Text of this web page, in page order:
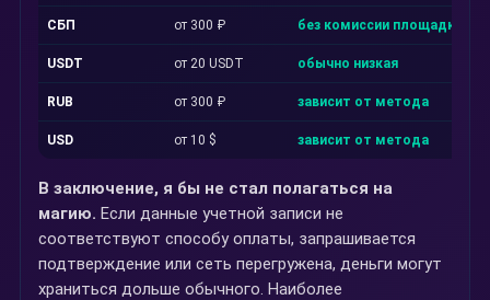
СБП от 300 ₽ без комиссии площадки
USDT от 20 USDT обычно низкая
RUB от 300 ₽ зависит от метода
USD от 10 $ зависит от метода
В заключение, я бы не стал полагаться на
магию. Если данные учетной записи не
соответствуют способу оплаты, запрашивается
подтверждение или сеть перегружена, деньги могут
храниться дольше обычного. Наиболее